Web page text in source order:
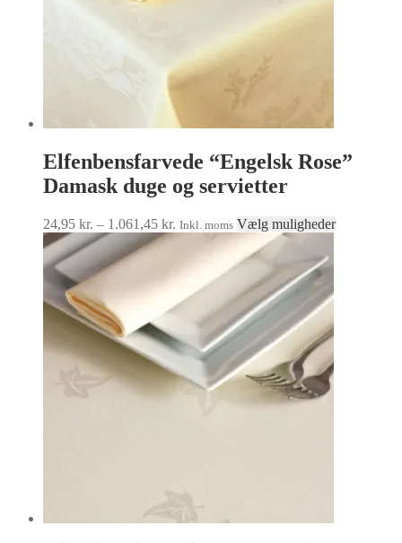
Elfenbensfarvede “Engelsk Rose”
Damask duge og servietter
24,95 kr. – 1.061,45 kr. Prisinterval:
24,95 kr.
1.061,45 kr.
Inkl. moms Vælg mulighederDette